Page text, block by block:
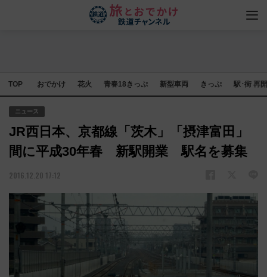
TOP おでかけ 花火 青春18きっぷ 新型車両 きっぷ 駅･街 再
ニュース
JR西日本、京都線「茨木」「摂津富田」
間に平成30年春 新駅開業 駅名を募集
2016.12.20 17:12